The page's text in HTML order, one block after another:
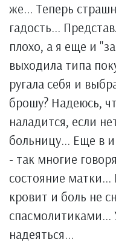
же... Теперь
гадость...
плохо, а я еще и
выходила типа
ругала себя и
брошу? Надеюсь,
наладится, если
больницу... Еще в
- так многие
состояние
кровит и боль не
спасмолитиками...
надеяться...